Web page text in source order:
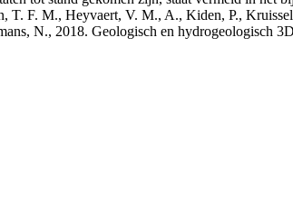
T. F. M., Heyvaert, V. M., A., Kiden, P.,
N., 2018. Geologisch en hydrogeologisch